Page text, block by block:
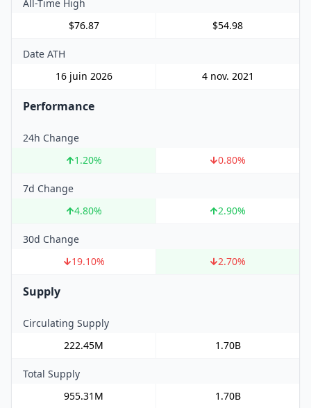
All-Time High
$76.87
$54.98
Date ATH
16 juin 2026
4 nov. 2021
Performance
24h Change
1.20% 0.80%
7d Change
4.80% 2.90%
30d Change
19.10% 2.70%
Supply
Circulating Supply
222.45M
1.70B
Total Supply
955.31M
1.70B